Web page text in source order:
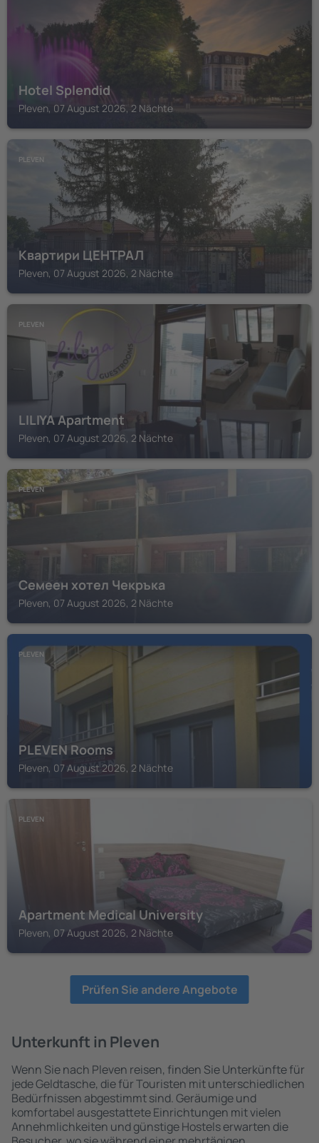
Hotel Splendid
Pleven, 07 August 2026, 2 Nächte
PLEVEN
Квартири ЦЕНТРАЛ
Pleven, 07 August 2026, 2 Nächte
PLEVEN
LILIYA Apartment
Pleven, 07 August 2026, 2 Nächte
PLEVEN
Семеен хотел Чекръка
Pleven, 07 August 2026, 2 Nächte
PLEVEN
PLEVEN Rooms
Pleven, 07 August 2026, 2 Nächte
PLEVEN
Apartment Medical University
Pleven, 07 August 2026, 2 Nächte
Prüfen Sie andere Angebote
Unterkunft in Pleven
Wenn Sie nach Pleven reisen, finden Sie Unterkünfte für
jede Geldtasche, die für Touristen mit unterschiedlichen
Bedürfnissen abgestimmt sind. Geräumige und
komfortabel ausgestattete Einrichtungen mit vielen
Annehmlichkeiten und günstige Hostels erwarten die